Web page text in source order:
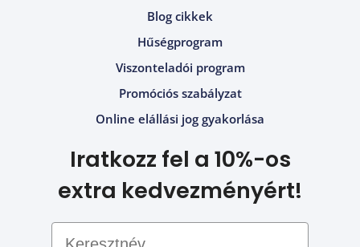
Blog cikkek
Hűségprogram
Viszonteladói program
Promóciós szabályzat
Online elállási jog gyakorlása
Iratkozz fel a 10%-os
extra kedvezményért!